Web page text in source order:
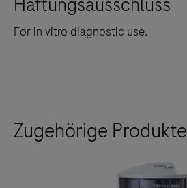
For in vitro diagnostic use.
Zugehörige Produkte